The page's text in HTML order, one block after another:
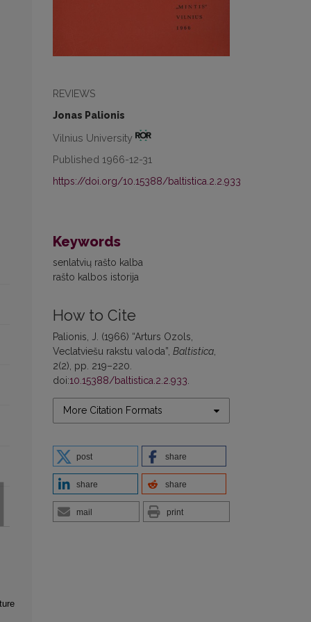
REVIEWS
Jonas Palionis
Vilnius University
Published 1966-12-31
https://doi.org/10.15388/baltistica.2.2.933
Keywords
senlatvių rašto kalba
rašto kalbos istorija
How to Cite
Palionis, J. (1966) “Arturs Ozols,
Veclatviešu rakstu valoda”, Baltistica,
2(2), pp. 219–220.
doi:10.15388/baltistica.2.2.933.
More Citation Formats
post share
share share
mail print